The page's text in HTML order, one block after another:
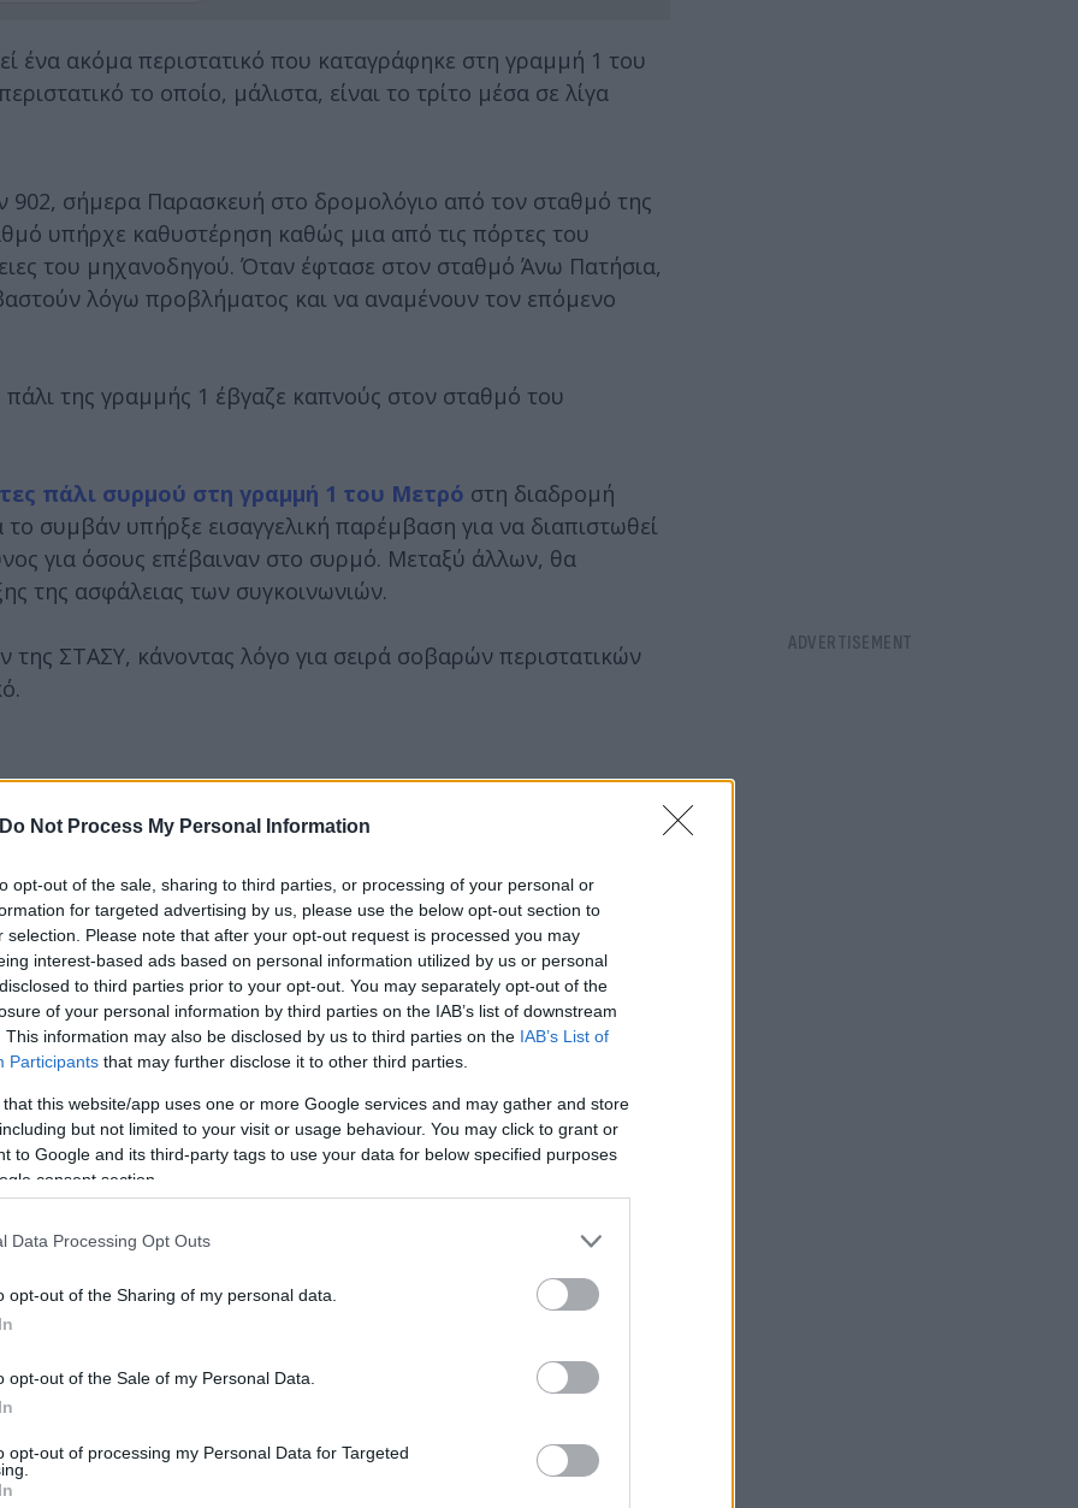
Do Not Process My Personal Information
opt-out of the sale, sharing to third parties, or processing of your personal or
for targeted advertising by us, please use the below opt-out section to
selection. Please note that after your opt-out request is processed you may
interest-based ads based on personal information utilized by us or personal
to third parties prior to your opt-out. You may separately opt-out of the
of your personal information by third parties on the IAB’s list of downstream
This information may also be disclosed by us to third parties on the IAB’s List of
Participants that may further disclose it to other third parties.
that this website/app uses one or more Google services and may gather and store
but not limited to your visit or usage behaviour. You may click to grant or
to Google and its third-party tags to use your data for below specified purposes
consent section.
Data Processing Opt Outs
opt-out of the Sharing of my personal data.
opt-out of the Sale of my Personal Data.
opt-out of processing my Personal Data for Targeted
ένα ακόμα περιστατικό που καταγράφηκε στη γραμμή 1 του
το οποίο, μάλιστα, είναι το τρίτο μέσα σε λίγα
902, σήμερα Παρασκευή στο δρομολόγιο από τον σταθμό της
υπήρχε καθυστέρηση καθώς μια από τις πόρτες του
του μηχανοδηγού. Όταν έφτασε στον σταθμό Άνω Πατήσια,
λόγω προβλήματος και να αναμένουν τον επόμενο
της γραμμής 1 έβγαζε καπνούς στον σταθμό του
πάλι συρμού στη γραμμή 1 του Μετρό στη διαδρομή
συμβάν υπήρξε εισαγγελική παρέμβαση για να διαπιστωθεί
για όσους επέβαιναν στο συρμό. Μεταξύ άλλων, θα
της ασφάλειας των συγκοινωνιών.
ΣΤΑΣΥ, κάνοντας λόγο για σειρά σοβαρών περιστατικών
Flash.grστην αναζήτηση τηςGoogle
τις «ανοιχτές πόρτες» σε εν κινήσει συρμό την
εν κινήσει - Τι καταγγέλλουν οι εργαζόμενοι της